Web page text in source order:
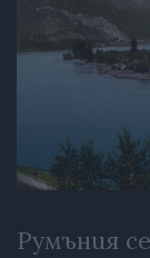
Румъния